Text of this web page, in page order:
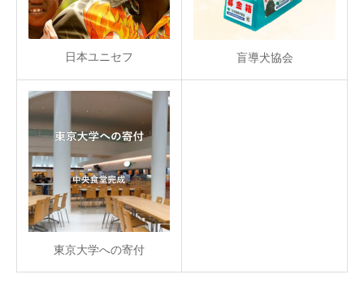
日本ユニセフ 盲導犬協会
東京大学への寄付